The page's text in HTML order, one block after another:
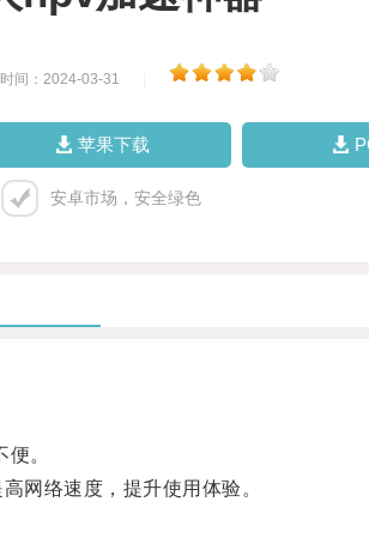
时间：2024-03-31
苹果下载
安卓市场，安全绿色
。
络速度，提升使用体验。